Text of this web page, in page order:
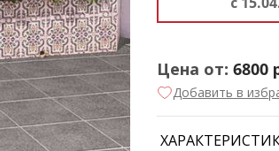
Цена от: 6800
Добавить в